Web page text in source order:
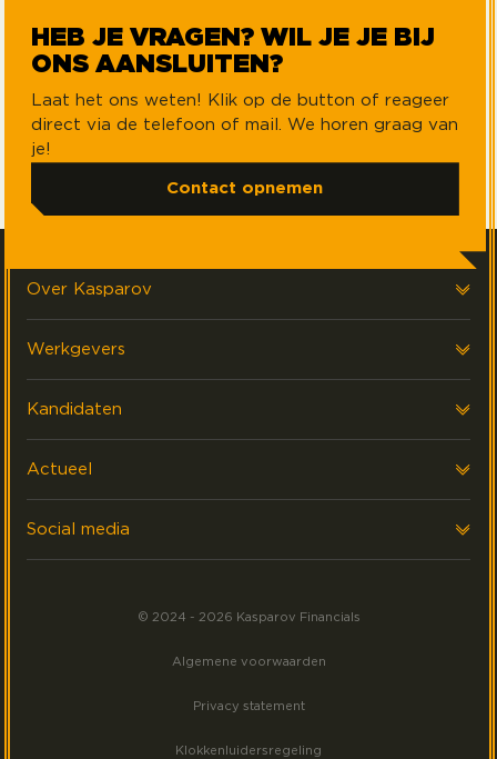
HEB JE VRAGEN? WIL JE JE BIJ
ONS AANSLUITEN?
Laat het ons weten! Klik op de button of reageer
direct via de telefoon of mail. We horen graag van
je!
Contact opnemen
Over Kasparov
Over ons
FAQ & Contact
Werkgevers
Voor werkgevers
Werving & Selectie
Kandidaten
Voor kandidaten
Actueel
Laatste nieuws
Meest gezocht
Social media
© 2024 - 2026 Kasparov Financials
Algemene voorwaarden
Privacy statement
Klokkenluidersregeling